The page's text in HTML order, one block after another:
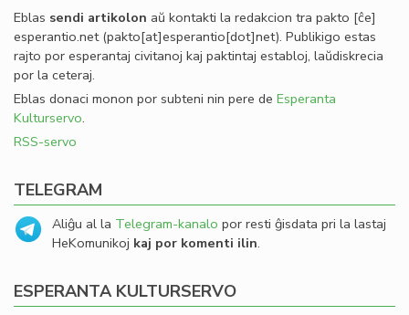
Eblas sendi artikolon aŭ kontakti la redakcion tra pakto [ĉe]
esperantio.net(pakto[at]esperantio[dot]net). Publikigo estas
rajto por esperantaj civitanoj kaj paktintaj establoj, laŭdiskrecia
por la ceteraj.
Eblas donaci monon por subteni nin pere de Esperanta
Kulturservo.
RSS-servo
TELEGRAM
Aliĝu al la Telegram-kanalo por resti ĝisdata pri la lastaj
HeKomunikoj kaj por komenti ilin.
ESPERANTA KULTURSERVO